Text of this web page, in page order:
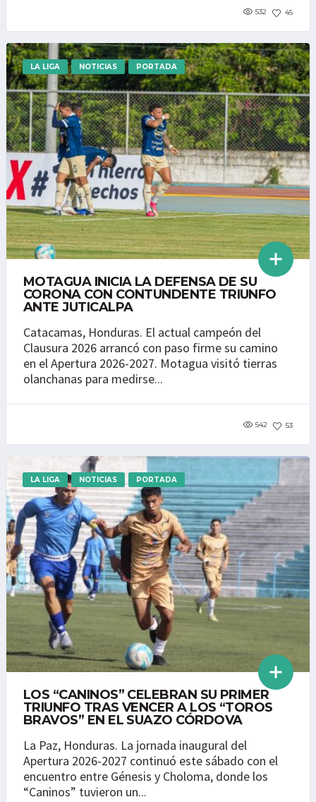
532 45
LA LIGA NOTICIAS PORTADA
MOTAGUA INICIA LA DEFENSA DE SU
CORONA CON CONTUNDENTE TRIUNFO
ANTE JUTICALPA
Catacamas, Honduras. El actual campeón del
Clausura 2026 arrancó con paso firme su camino
en el Apertura 2026-2027. Motagua visitó tierras
olanchanas para medirse...
542 53
LA LIGA NOTICIAS PORTADA
LOS “CANINOS” CELEBRAN SU PRIMER
TRIUNFO TRAS VENCER A LOS “TOROS
BRAVOS” EN EL SUAZO CÓRDOVA
La Paz, Honduras. La jornada inaugural del
Apertura 2026-2027 continuó este sábado con el
encuentro entre Génesis y Choloma, donde los
“Caninos” tuvieron un...